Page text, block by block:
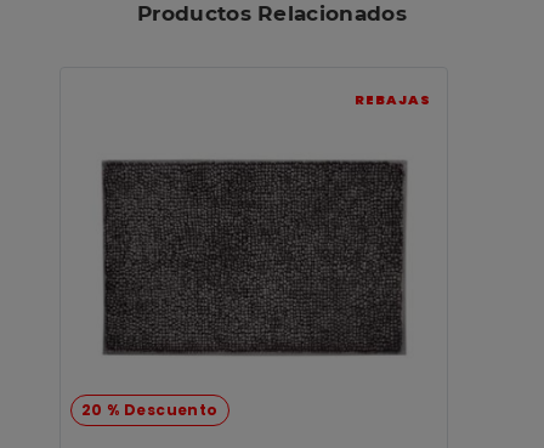
Productos Relacionados
20 % Descuento
REBAJAS